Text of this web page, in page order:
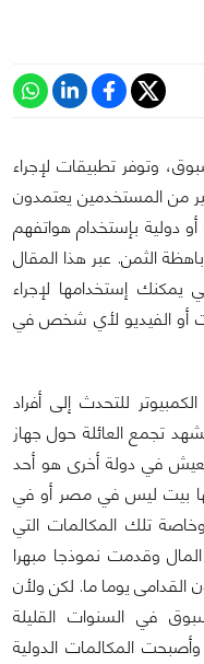
وتوفر تطبيقات لإجراء
من المستخدمين يعتمدون
دولية بإستخدام هواتفهم
الثمن. عبر هذا المقال
إستخدامها لإجراء
أو الفيديو لأي شخص في
للتحدث إلى أفراد
تجمع العائلة حول جهاز
يعيش في دولة أخرى هو أحد
بيت ليس في مصر أو في
تلك المكالمات التي
وقدمت نموذجا مبهرا
القدامى يوما ما. لكن ولأن
في السنوات القليلة
المكالمات الدولية